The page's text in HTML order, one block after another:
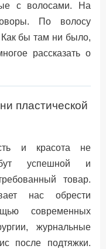
с волосами. На
По волосу
Как бы там ни было,
рассказать о
пластической
и красота не
успешной и
товар.
нас обрести
современных
журнальные
после подтяжки.